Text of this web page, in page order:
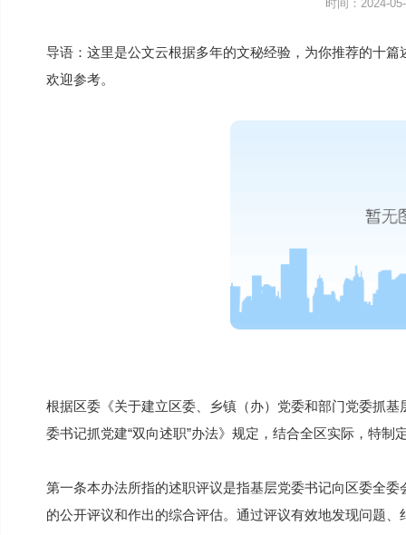
时间：2024-
导语：这里是公文云根据多年的文秘经验，为你推荐的十
欢迎参考。
根据区委《关于建立区委、乡镇（办）党委和部门党委抓
委书记抓党建“双向述职”办法》规定，结合全区实际，特制
第一条本办法所指的述职评议是指基层党委书记向区委全
的公开评议和作出的综合评估。通过评议有效地发现问题